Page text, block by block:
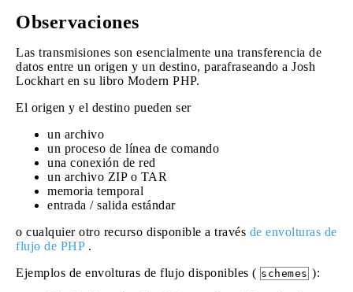
Observaciones
Las transmisiones son esencialmente una transferencia de
datos entre un origen y un destino, parafraseando a Josh
Lockhart en su libro Modern PHP.
El origen y el destino pueden ser
un archivo
un proceso de línea de comando
una conexión de red
un archivo ZIP o TAR
memoria temporal
entrada / salida estándar
o cualquier otro recurso disponible a través de envolturas de
flujo de PHP.
Ejemplos de envolturas de flujo disponibles ( schemes ):